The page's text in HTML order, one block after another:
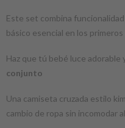
Este set combina
básico esencial en los primeros
Haz que tú bebé luce
conjunto
Una camiseta cruzada estilo
cambio de ropa sin incomodar